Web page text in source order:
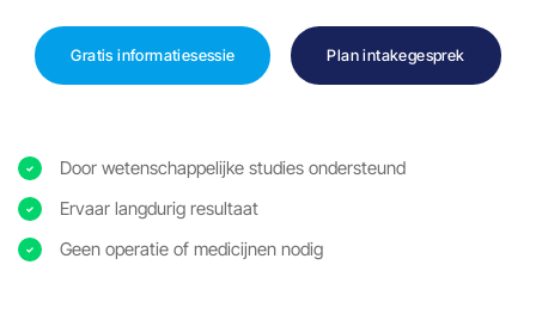
Gratis informatiesessie Plan intakegesprek
Door wetenschappelijke studies ondersteund
Ervaar langdurig resultaat
Geen operatie of medicijnen nodig